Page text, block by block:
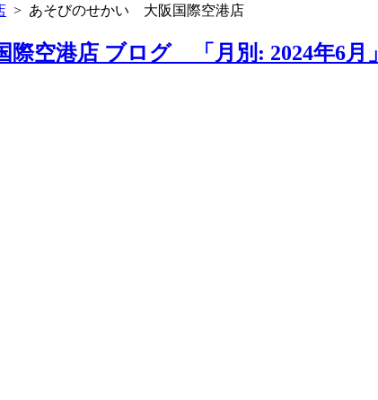
> あそびのせかい 大阪国際空港店
空港店 ブログ 「月別: 2024年6月」